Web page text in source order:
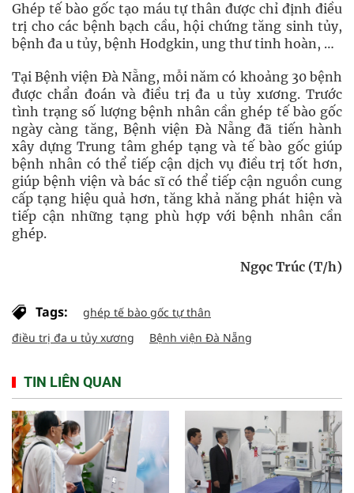
Ghép tế bào gốc tạo máu tự thân được chỉ định điều
trị cho các bệnh bạch cầu, hội chứng tăng sinh tủy,
bệnh đa u tủy, bệnh Hodgkin, ung thư tinh hoàn, …
Tại Bệnh viện Đà Nẵng, mỗi năm có khoảng 30 bệnh
được chẩn đoán và điều trị đa u tủy xương. Trước
tình trạng số lượng bệnh nhân cần ghép tế bào gốc
ngày càng tăng, Bệnh viện Đà Nẵng đã tiến hành
xây dựng Trung tâm ghép tạng và tế bào gốc giúp
bệnh nhân có thể tiếp cận dịch vụ điều trị tốt hơn,
giúp bệnh viện và bác sĩ có thể tiếp cận nguồn cung
cấp tạng hiệu quả hơn, tăng khả năng phát hiện và
tiếp cận những tạng phù hợp với bệnh nhân cần
ghép.
Ngọc Trúc (T/h)
Tags:
ghép tế bào gốc tự thân
điều trị đa u tủy xương
Bệnh viện Đà Nẵng
TIN LIÊN QUAN